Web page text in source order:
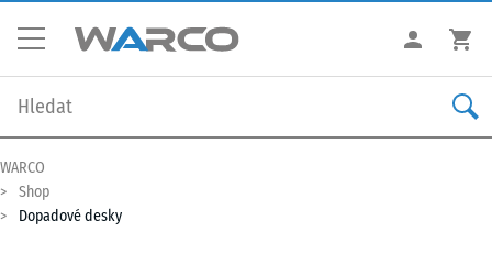
WARCO
Shop
Dopadové desky